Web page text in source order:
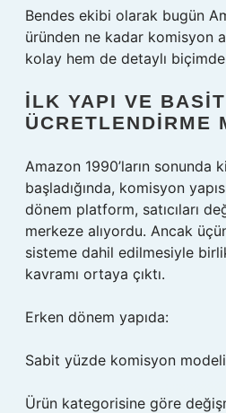
Bendes ekibi olarak bugün
üründen ne kadar komisyon
kolay hem de detaylı
İLK YAPI VE BASIT
ÜCRETLENDIRME
Amazon 1990’ların sonunda
başladığında, komisyon
dönem platform, satıcıları
merkeze alıyordu. Ancak
sisteme dahil edilmesiyle
kavramı ortaya çıktı.
Erken dönem yapıda:
Sabit yüzde komisyon modeli
Ürün kategorisine göre